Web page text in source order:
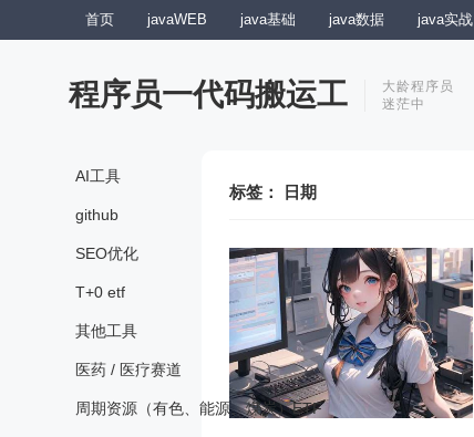
首页 javaWEB java基础 java数据 java实战
程序员一代码搬运工
大龄程序员
迷茫中
AI工具
github
SEO优化
T+0 etf
其他工具
医药 / 医疗赛道
周期资源（有色、能源、煤炭）ETF
标签： 日期